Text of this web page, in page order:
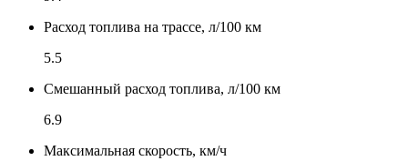
Расход топлива на трассе, л/100 км
5.5
Смешанный расход топлива, л/100 км
6.9
Максимальная скорость, км/ч